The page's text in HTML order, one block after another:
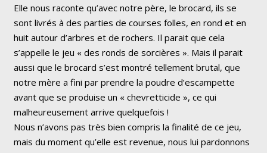
Elle nous raconte qu’avec notre père, le brocard, ils se
sont livrés à des parties de courses folles, en rond et en
huit autour d’arbres et de rochers. Il parait que cela
s’appelle le jeu « des ronds de sorcières ». Mais il parait
aussi que le brocard s’est montré tellement brutal, que
notre mère a fini par prendre la poudre d’escampette
avant que se produise un « chevretticide », ce qui
malheureusement arrive quelquefois !
Nous n’avons pas très bien compris la finalité de ce jeu,
mais du moment qu’elle est revenue, nous lui pardonnons